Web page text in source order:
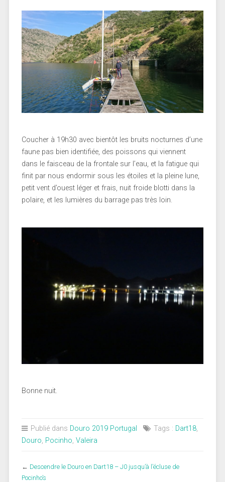
Coucher à 19h30 avec bientôt les bruits nocturnes d’une
faune pas bien identifiée, des poissons qui viennent
dans le faisceau de la frontale sur l’eau, et la fatigue qui
finit par nous endormir sous les étoiles et la pleine lune,
petit vent d’ouest léger et frais, nuit froide blotti dans la
polaire, et les lumières du barrage pas très loin.
Bonne nuit.
Publié dans Douro 2019 Portugal Tags : Dart18,
Douro, Pocinho, Valeira
← Descendre le Douro en Dart18 – J0 jusqu’à l’écluse de
Pocinho’s